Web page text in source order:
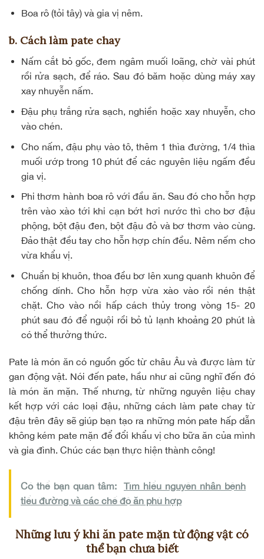
Boa rô (tỏi tây) và gia vị nêm.
b. Cách làm pate chay
Nấm cắt bỏ gốc, đem ngâm muối loãng, chờ vài phút
rồi rửa sạch, để ráo. Sau đó băm hoặc dùng máy xay
xay nhuyễn nấm.
Đậu phụ trắng rửa sạch, nghiền hoặc xay nhuyễn, cho
vào chén.
Cho nấm, đậu phụ vào tô, thêm 1 thìa đường, 1/4 thìa
muối ướp trong 10 phút để các nguyên liệu ngấm đều
gia vị.
Phi thơm hành boa rô với đầu ăn. Sau đó cho hỗn hợp
trên vào xào tới khi cạn bớt hơi nước thì cho bơ đậu
phộng, bột đậu đen, bột đậu đỏ và bơ thơm vào cùng.
Đảo thật đều tay cho hỗn hợp chín đều. Nêm nếm cho
vừa khẩu vị.
Chuẩn bị khuôn, thoa đều bơ lên xung quanh khuôn để
chống dính. Cho hỗn hợp vừa xào vào rồi nén thật
chặt. Cho vào nồi hấp cách thủy trong vòng 15- 20
phút sau đó để nguội rồi bỏ tủ lạnh khoảng 20 phút là
có thể thưởng thức.
Pate là món ăn có nguồn gốc từ châu Âu và được làm từ
gan động vật. Nói đến pate, hầu như ai cũng nghĩ đến đó
là món ăn mặn. Thế nhưng, từ những nguyên liệu chay
kết hợp với các loại đậu, những cách làm pate chay từ
đậu trên đây sẽ giúp bạn tạo ra những món pate hấp dẫn
không kém pate mặn để đổi khẩu vị cho bữa ăn của mình
và gia đình. Chúc các bạn thực hiện thành công!
Có thể bạn quan tâm:
Tìm hiểu nguyên nhân bệnh
tiểu đường và các chế độ ăn phù hợp
Những lưu ý khi ăn pate mặn từ động vật có
thể bạn chưa biết